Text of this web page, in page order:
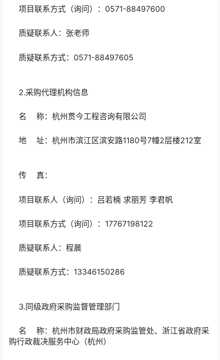
项目联系方式（询问）：0571-88497600
质疑联系人：张老师
质疑联系方式：0571-88497605
2.采购代理机构信息
名 称：杭州贯今工程咨询有限公司
地 址：杭州市滨江区滨安路1180号7幢2层楼212室
传 真：
项目联系人（询问）：吕若楠 求丽芳 李君帆
项目联系方式（询问）：17767198122
质疑联系人：程晨
质疑联系方式：13346150286
3.同级政府采购监督管理部门
名 称：杭州市财政局政府采购监管处、浙江省政府采
购行政裁决服务中心（杭州）